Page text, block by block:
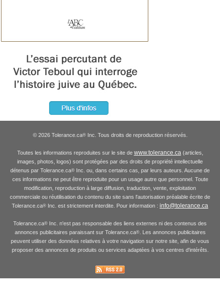
© 2026 Tolerance.ca®Inc. Tous droits de reproduction réservés.
Toutes les informations reproduites sur le site de www.tolerance.ca(articles,
images, photos, logos) sont protégées par des droits de propriété intellectuelle
détenus par Tolerance.ca® Inc. ou, dans certains cas, par leurs auteurs. Aucune de
ces informations ne peut être reproduite pour un usage autre que personnel. Toute
modification, reproduction à large diffusion, traduction, vente, exploitation
commerciale ou réutilisation du contenu du site sans l'autorisation préalable écrite de
Tolerance.ca® Inc. est strictement interdite. Pour information : info@tolerance.ca
Tolerance.ca® Inc. n'est pas responsable des liens externes ni des contenus des
annonces publicitaires paraissant sur Tolerance.ca®. Les annonces publicitaires
peuvent utiliser des données relatives à votre navigation sur notre site, afin de vous
proposer des annonces de produits ou services adaptées à vos centres d'intérêts.